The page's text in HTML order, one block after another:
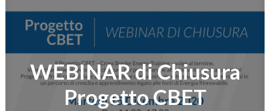
MEDIA&PRESS
CANDIDATURE
FORMAZIONE
DELIVERABLE
NEWS/EVENTI
WEBINAR di Chiusura
Progetto CBET